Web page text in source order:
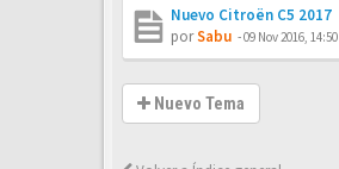
Nuevo Citroën C5 2017
porSabu -09 Nov 2016, 14:50
Nuevo Tema